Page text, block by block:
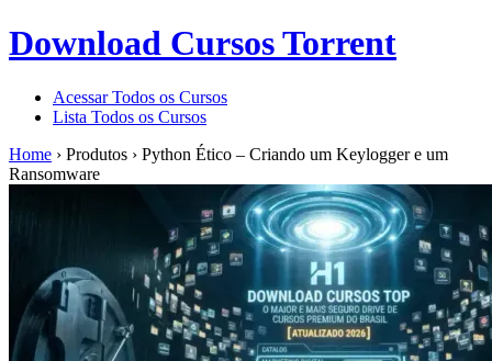
Download Cursos Torrent
Acessar Todos os Cursos
Lista Todos os Cursos
Home › Produtos › Python Ético – Criando um Keylogger e um
Ransomware